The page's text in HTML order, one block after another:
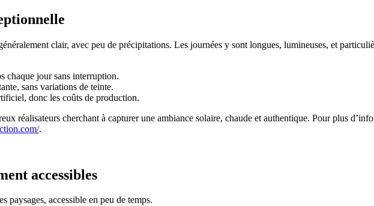
clair, avec peu de précipitations. Les journées y sont longues, lumineuses, et
chaque jour sans interruption.
sans variations de teinte.
donc les coûts de production.
réalisateurs cherchant à capturer une ambiance solaire, chaude et authentique. Pour plus
.
accessibles
paysages, accessible en peu de temps.